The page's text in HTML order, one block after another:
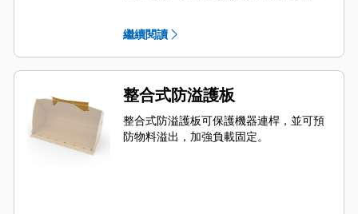
繼續閱讀
整合式防溢護板
整合式防溢護板可保護機器連桿，並可預
防物料溢出，加強負載固定。